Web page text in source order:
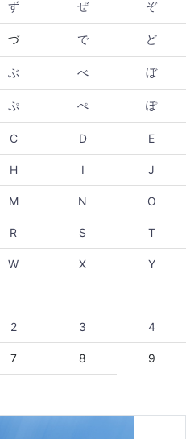
ず ぜ ぞ
づ で ど
ぶ べ ぼ
ぷ ぺ ぽ
C D E
H I J
M N O
R S T
W X Y
2 3 4
7 8 9